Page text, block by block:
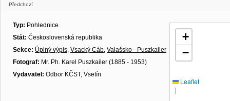
Předchozí
Typ: Pohlednice
Stát: Československá republika
Sekce: Úplný výpis, Vsacký Cáb, Valašsko - Puszkailer
Fotograf: Mr. Ph. Karel Puszkailer (1885 - 1953)
Vydavatel: Odbor KČST, Vsetín
+
−
Leaflet
|